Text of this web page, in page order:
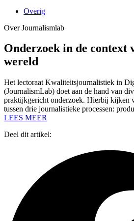
Overig
Over Journalismlab
Onderzoek in de context
wereld
Het lectoraat Kwaliteitsjournalistiek in
(JournalismLab) doet aan de hand van
praktijkgericht onderzoek. Hierbij kijken
tussen drie journalistieke processen:
LEES MEER
Deel dit artikel: